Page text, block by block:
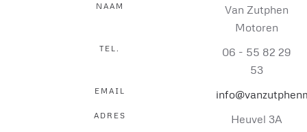
NAAM
Van Zutphen
Motoren
TEL.
06 - 55 82 29
53
EMAIL
ADRES Heuvel 3A